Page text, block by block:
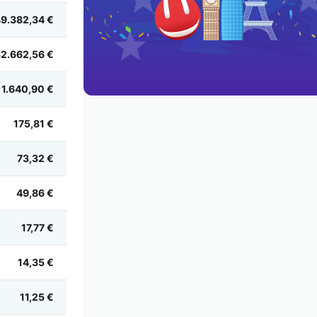
€
€
1.640,90 €
175,81 €
73,32 €
49,86 €
17,77 €
14,35 €
11,25 €